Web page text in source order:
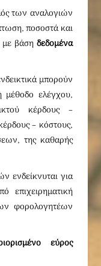
των αναλογιών
ποσοστά και
με βάση δεδομένα
μπορούν
μέθοδο ελέγχου,
κέρδους –
– κόστους,
της καθαρής
ενδείκνυται για
επιχειρηματική
φορολογητέων
εύρος